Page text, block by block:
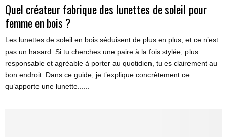
Quel créateur fabrique des lunettes de soleil pour
femme en bois ?
Les lunettes de soleil en bois séduisent de plus en plus, et ce n’est
pas un hasard. Si tu cherches une paire à la fois stylée, plus
responsable et agréable à porter au quotidien, tu es clairement au
bon endroit. Dans ce guide, je t’explique concrètement ce
qu’apporte une lunette......